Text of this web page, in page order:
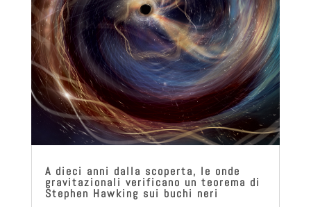
A dieci anni dalla scoperta, le onde
gravitazionali verificano un teorema di
Stephen Hawking sui buchi neri